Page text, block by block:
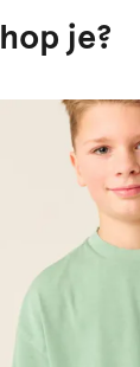
je?